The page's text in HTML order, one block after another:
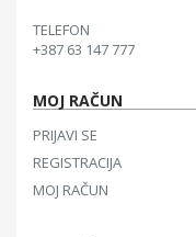
TELEFON
+387 63 147 777
MOJ RAČUN
PRIJAVI SE
REGISTRACIJA
MOJ RAČUN